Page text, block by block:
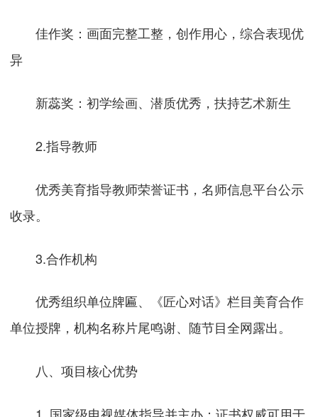
佳作奖：画面完整工整，创作用心，综合表现优
异
新蕊奖：初学绘画、潜质优秀，扶持艺术新生
2.指导教师
优秀美育指导教师荣誉证书，名师信息平台公示
收录。
3.合作机构
优秀组织单位牌匾、《匠心对话》栏目美育合作
单位授牌，机构名称片尾鸣谢、随节目全网露出。
八、项目核心优势